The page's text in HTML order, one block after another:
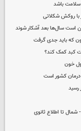
با روکش شکلاتی
است سال‌ها بعد آشکار شوند
کبد کمک کند؟
خون
کشور است
تا اطلاع ثانوی